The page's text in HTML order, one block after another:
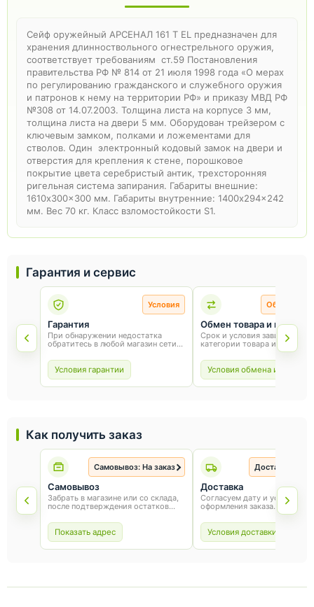
Гарантия и сервис
Условия
Гарантия
При обнаружении недостатка
обратитесь в любой магазин сети
от товара и соблюдения правил
эксплуатации.
Условия гарантии
Обмен и
Обмен товара и возврат
Срок и условия зависят от
категории товара и способа
покупки. Для обмена или
сохраните товарный вид,
и чек.
Условия обмена и
Сейф оружейный АРСЕНАЛ 161 Т EL предназначен для
хранения длинноствольного огнестрельного оружия,
соответствует требованиям ст.59 Постановления
правительства РФ № 814 от 21 июля 1998 года «О мерах
по регулированию гражданского и служебного оружия
и патронов к нему на территории РФ» и приказу МВД РФ
№308 от 14.07.2003. Толщина листа на корпусе 3 мм,
толщина листа на двери 5 мм. Оборудован трейзером с
ключевым замком, полками и ложементами для
стволов. Один электронный кодовый замок на двери и
отверстия для крепления к стене, порошковое
покрытие цвета серебристый антик, трехсторонняя
ригельная система запирания. Габариты внешние:
1610x300x300 мм. Габариты внутренние: 1400x294x242
мм. Вес 70 кг. Класс взломостойкости S1.
Как получить заказ
Самовывоз: На заказ
Самовывоз
Забрать в магазине или со склада,
после подтверждения остатков
Показать адрес
Доставка: На
Доставка
Согласуем дату и условия
оформления заказа.
Условия доставки